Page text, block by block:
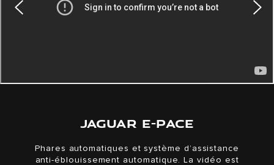
JAGUAR E-PACE
Phares automatiques et système d’assistance
anti-éblouissement automatique. La vidéo est